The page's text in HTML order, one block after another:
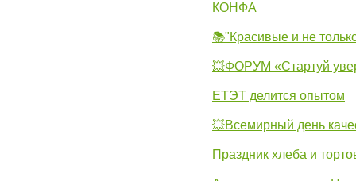
КОНФА
📚"Красивые и не
💥ФОРУМ «Стартуй
ЕТЭТ делится опытом
💥Всемирный день
Праздник хлеба и